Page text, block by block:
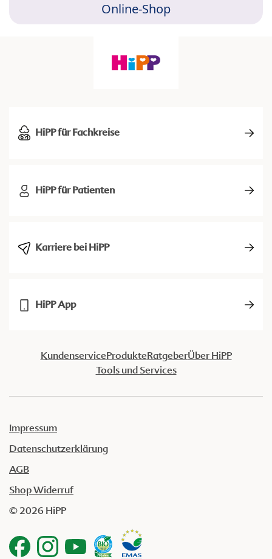
Online-Shop
HiPP für Fachkreise
HiPP für Patienten
Karriere bei HiPP
HiPP App
KundenserviceProdukteRatgeberÜber HiPP
Tools und Services
Impressum
Datenschutzerklärung
AGB
Shop Widerruf
© 2026 HiPP